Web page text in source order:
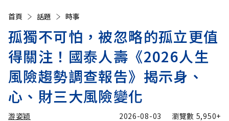
首頁 話題 時事
孤獨不可怕，被忽略的孤立更值
得關注！國泰人壽《2026人生
風險趨勢調查報告》揭示身、
心、財三大風險變化
游姿穎 2026-08-03 瀏覽數 5,950+